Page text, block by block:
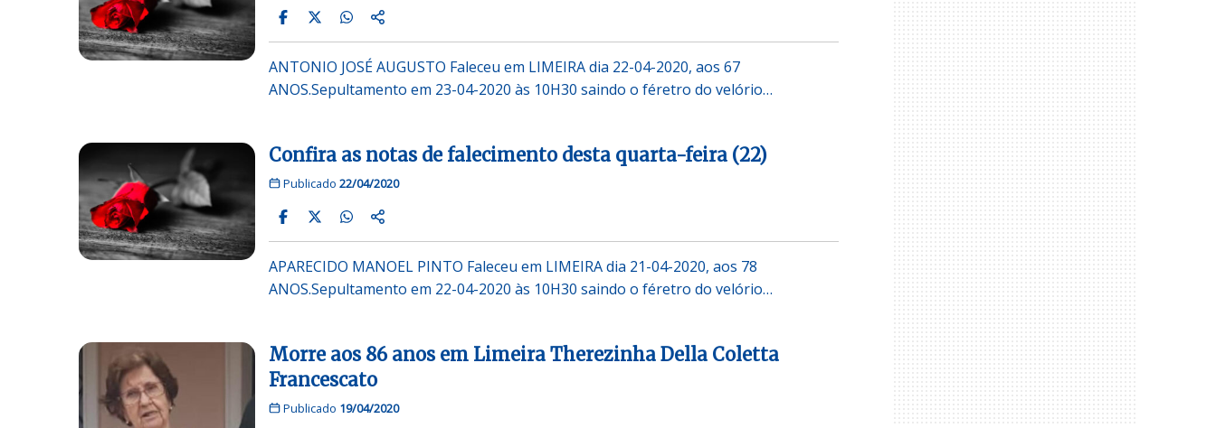
ANTONIO JOSÉ AUGUSTO Faleceu em LIMEIRA dia 22-04-2020, aos 67
ANOS.Sepultamento em 23-04-2020 às 10H30 saindo o féretro do velório…
Confira as notas de falecimento desta quarta-feira (22)
Publicado 22/04/2020
APARECIDO MANOEL PINTO Faleceu em LIMEIRA dia 21-04-2020, aos 78
ANOS.Sepultamento em 22-04-2020 às 10H30 saindo o féretro do velório…
Morre aos 86 anos em Limeira Therezinha Della Coletta
Francescato
Publicado 19/04/2020